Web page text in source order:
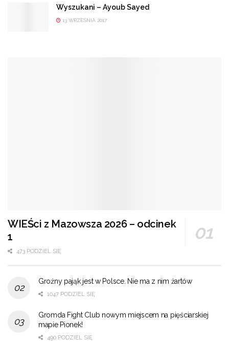
Wyszukani – Ayoub Sayed
13 WRZEŚNIA 2017
WIEŚci z Mazowsza 2026 – odcinek
1
473 PODZIEL SIĘ
Groźny pająk jest w Polsce. Nie ma z nim żartów
1047 PODZIEL SIĘ
Gromda Fight Club nowym miejscem na pięściarskiej
mapie Pionek!
490 PODZIEL SIĘ